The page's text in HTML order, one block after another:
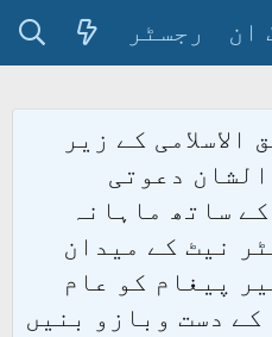
ان رجسٹر
کے زیر
دعوتی
ساتھ ماہانہ
نیٹ کے میدان
پیغام کو عام
دست وبازو بنیں